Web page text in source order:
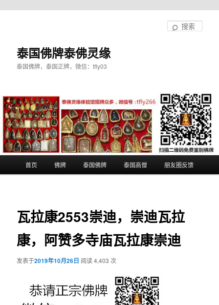
泰国佛牌泰佛灵缘
泰国佛牌，泰国正牌，微信：tfly03
首页 佛牌 泰国佛牌 泰国高僧 朋友圈反馈
瓦拉康2553崇迪，崇迪瓦拉
康，阿赞多寺庙瓦拉康崇迪
发表于2019年10月26日 阅读 4,403 次